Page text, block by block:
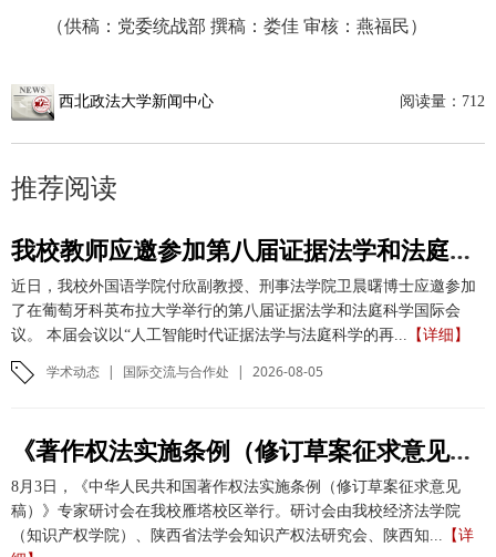
（供稿：党委统战部 撰稿：娄佳 审核：燕福民）
西北政法大学新闻中心 阅读量： 712
推荐阅读
我校教师应邀参加第八届证据法学和法庭科学国际会议并作学术报告
近日，我校外国语学院付欣副教授、刑事法学院卫晨曙博士应邀参加
了在葡萄牙科英布拉大学举行的第八届证据法学和法庭科学国际会
议。 本届会议以“人工智能时代证据法学与法庭科学的再... 【详细】
学术动态 | 国际交流与合作处 | 2026-08-05
《著作权法实施条例（修订草案征求意见稿）》专家研讨会在我校举办
8月3日，《中华人民共和国著作权法实施条例（修订草案征求意见
稿）》专家研讨会在我校雁塔校区举行。研讨会由我校经济法学院
（知识产权学院）、陕西省法学会知识产权法研究会、陕西知... 【详